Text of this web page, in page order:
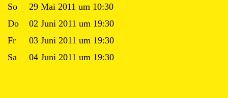
So
29 Mai 2011 um 10:30
Do
02 Juni 2011 um 19:30
Fr
03 Juni 2011 um 19:30
Sa
04 Juni 2011 um 19:30